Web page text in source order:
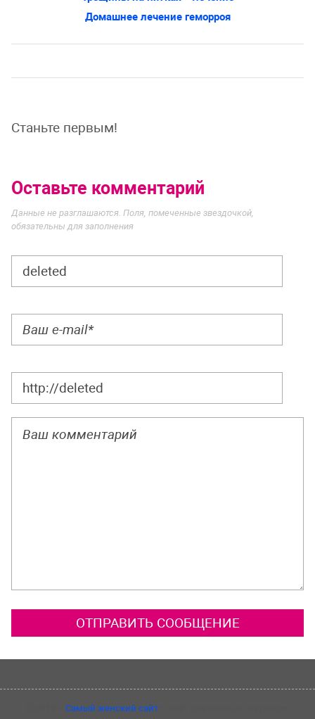
Домашнее лечение геморроя
Станьте первым!
Оставьте комментарий
Данные не разглашаются. Поля, помеченные звездочкой,
обязательны для заполнения
Самый женский сайт~ сайт для женщин о красоте,